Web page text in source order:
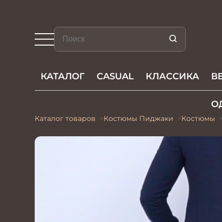
КАТАЛОГ CASUAL КЛАССИКА
Каталог товаров Костюмы Пиджаки Костюмы